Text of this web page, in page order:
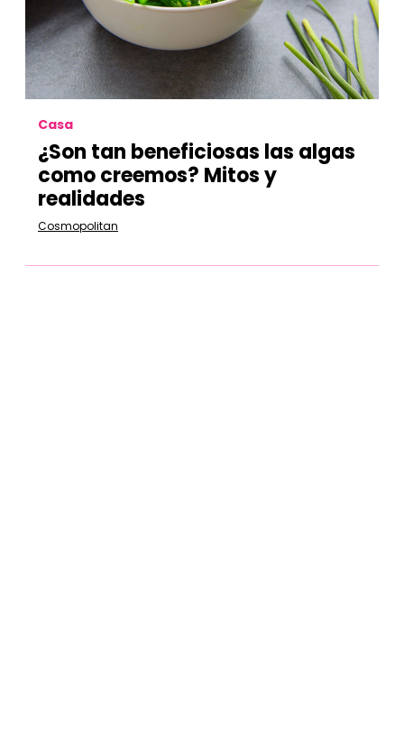
Casa
¿Son tan beneficiosas las algas
como creemos? Mitos y
realidades
Cosmopolitan